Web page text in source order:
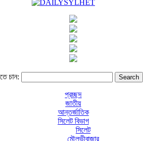
চান:
প্রচ্ছদ
জাতীয়
আন্তর্জাতিক
সিলেট বিভাগ
সিলেট
মৌলভীবাজার